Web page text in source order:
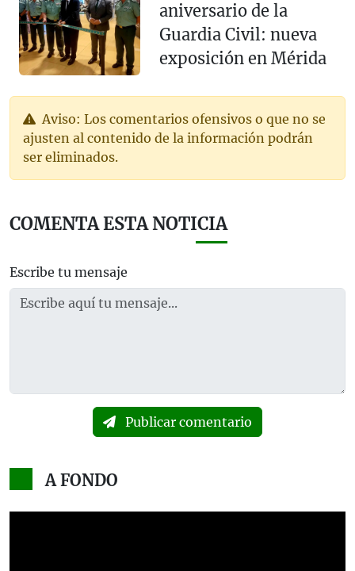
aniversario de la
Guardia Civil: nueva
exposición en Mérida
Aviso: Los comentarios ofensivos o que no se
ajusten al contenido de la información podrán
ser eliminados.
COMENTA ESTA NOTICIA
Escribe tu mensaje
Publicar comentario
A FONDO